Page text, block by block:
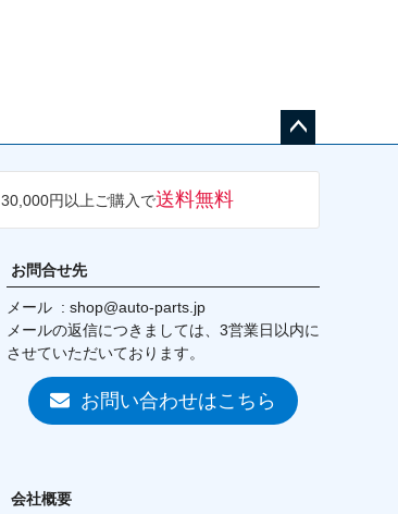
へ
30,000円以上ご購入で送料無料
お問合せ先
メール
shop@auto-parts.jp
メールの返信につきましては、3営業日以内に
させていただいております。
お問い合わせはこちら
会社概要